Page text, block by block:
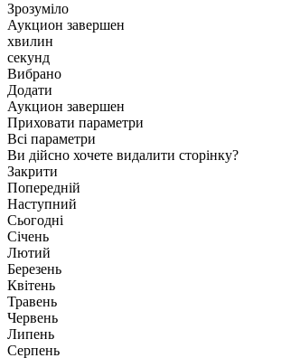
Зрозуміло
Аукцион завершен
хвилин
секунд
Вибрано
Додати
Аукцион завершен
Приховати параметри
Всі параметри
Ви дійсно хочете видалити сторінку?
Закрити
Попередній
Наступний
Сьогодні
Січень
Лютий
Березень
Квітень
Травень
Червень
Липень
Серпень